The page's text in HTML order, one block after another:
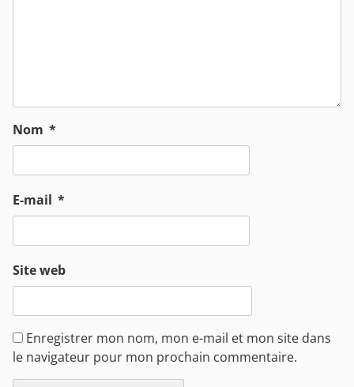
Nom *
E-mail *
Site web
Enregistrer mon nom, mon e-mail et mon site dans
le navigateur pour mon prochain commentaire.